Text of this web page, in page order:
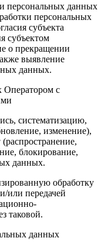
персональных данных
персональных
субъекта
субъектом
о прекращении
выявление
данных.
Оператором с
систематизацию,
изменение),
блокирование,
данных.
обработку
или передачей
таковой.
данных